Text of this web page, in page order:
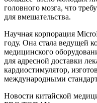
головного мозга, что
для вмешательства.
Научная корпорация
году. Она стала ведущей
медицинского
для адресной доставки
кардиостимулятор,
международными
Новости китайской